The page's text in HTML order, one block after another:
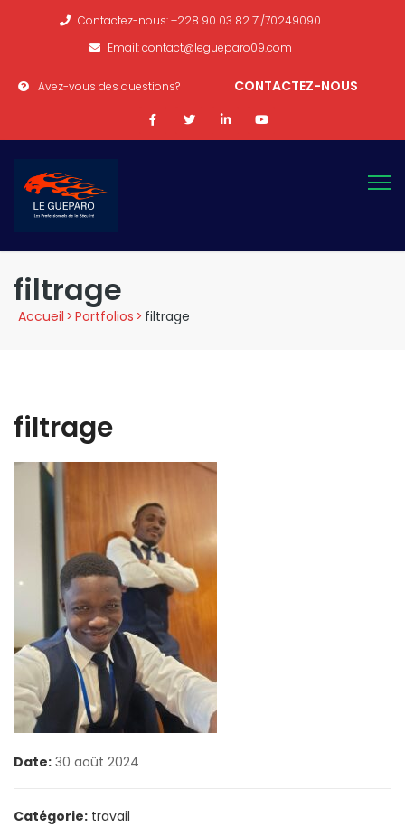
Contactez-nous: +228 90 03 82 71/70249090
Email: contact@legueparo09.com
Avez-vous des questions? CONTACTEZ-NOUS
filtrage
Accueil > Portfolios > filtrage
filtrage
Date: 30 août 2024
Catégorie: travail